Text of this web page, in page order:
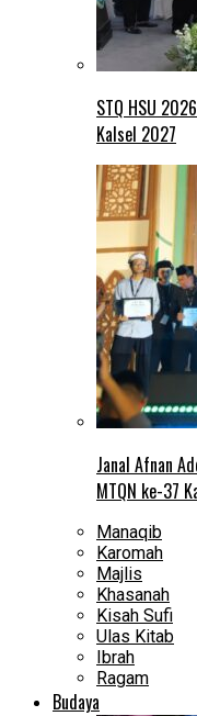
STQ HSU
Kalsel 2027
Janal Afnan
MTQN ke-37
Manaqib
Karomah
Majlis
Khasanah
Kisah Sufi
Ulas Kitab
Ibrah
Ragam
Budaya